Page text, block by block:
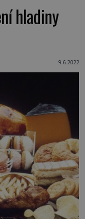
hladiny
9.6.2022